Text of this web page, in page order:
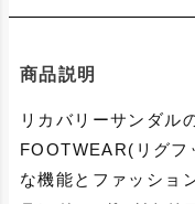
商品説明
リカバリーサンダル
FOOTWEAR(リグフ
な機能とファッショ